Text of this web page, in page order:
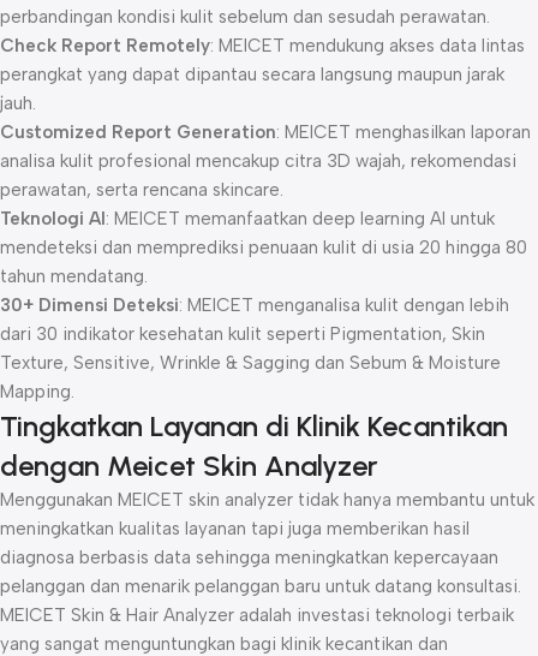
perbandingan kondisi kulit sebelum dan sesudah perawatan.
Check Report Remotely: MEICET mendukung akses data lintas
perangkat yang dapat dipantau secara langsung maupun jarak
jauh.
Customized Report Generation: MEICET menghasilkan laporan
analisa kulit profesional mencakup citra 3D wajah, rekomendasi
perawatan, serta rencana skincare.
Teknologi AI: MEICET memanfaatkan deep learning AI untuk
mendeteksi dan memprediksi penuaan kulit di usia 20 hingga 80
tahun mendatang.
30+ Dimensi Deteksi: MEICET menganalisa kulit dengan lebih
dari 30 indikator kesehatan kulit seperti Pigmentation, Skin
Texture, Sensitive, Wrinkle & Sagging dan Sebum & Moisture
Mapping.
Tingkatkan Layanan di Klinik Kecantikan
dengan Meicet Skin Analyzer
Menggunakan MEICET skin analyzer tidak hanya membantu untuk
meningkatkan kualitas layanan tapi juga memberikan hasil
diagnosa berbasis data sehingga meningkatkan kepercayaan
pelanggan dan menarik pelanggan baru untuk datang konsultasi.
MEICET Skin & Hair Analyzer adalah investasi teknologi terbaik
yang sangat menguntungkan bagi klinik kecantikan dan